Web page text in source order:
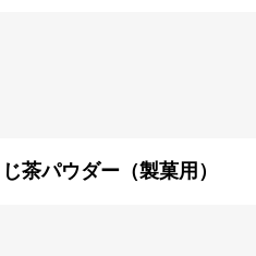
茶パウダー（製菓用）